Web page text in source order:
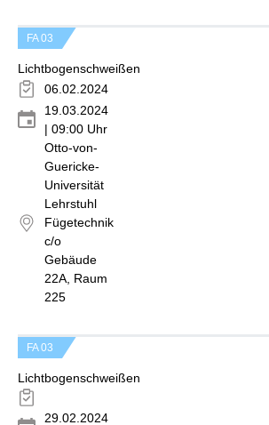
FA 03
Lichtbogenschweißen
06.02.2024
19.03.2024
| 09:00 Uhr
Otto-von-
Guericke-
Universität
Lehrstuhl
Fügetechnik
c/o
Gebäude
22A, Raum
225
FA 03
Lichtbogenschweißen
29.02.2024